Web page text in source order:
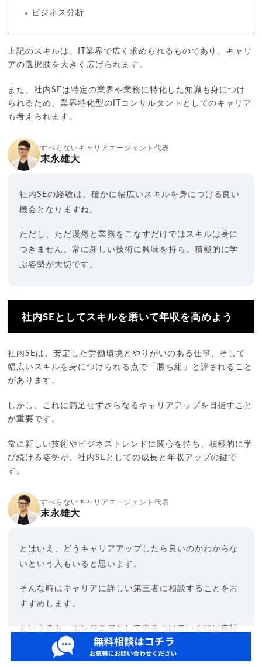
ビジネス分析
上記のスキルは、IT業界で広く求められるものであり、キャリ
アの選択肢を大きく広げられます。
また、社内SEは特定の業界や業務に特化した知識も身につけ
られるため、業界特化型のITコンサルタントとしてのキャリア
も考えられます。
すべらないキャリアエージェント代表
末永雄大
社内SEの経験は、確かに幅広いスキルを身につける良い
機会となりますね。
ただし、ただ漫然と業務をこなすだけではスキルは身に
つきません。常に新しい技術に興味を持ち、積極的に学
ぶ姿勢が大切です。
社内SEとしてスキルを磨いて年収を高めよう
社内SEは、安定した労働環境とやりがいのある仕事、そして
幅広いスキルを身につけられる点で「勝ち組」と評されること
があります。
しかし、これに満足せずさらなるキャリアアップを目指すこと
が重要です。
常に新しい技術やビジネストレンドに関心を持ち、積極的に学
び続ける姿勢が、社内SEとしての成長と年収アップの鍵で
す。
すべらないキャリアエージェント代表
末永雄大
とはいえ、どうキャリアアップしたら良いのかわからな
いという人もいると思います。
そんな時はキャリアに詳しい第三者に相談することをお
すすめします。
というのも、エンジニアとして力をつけていくには自社
だけでなく転職市場を知っておく必要があるからです。